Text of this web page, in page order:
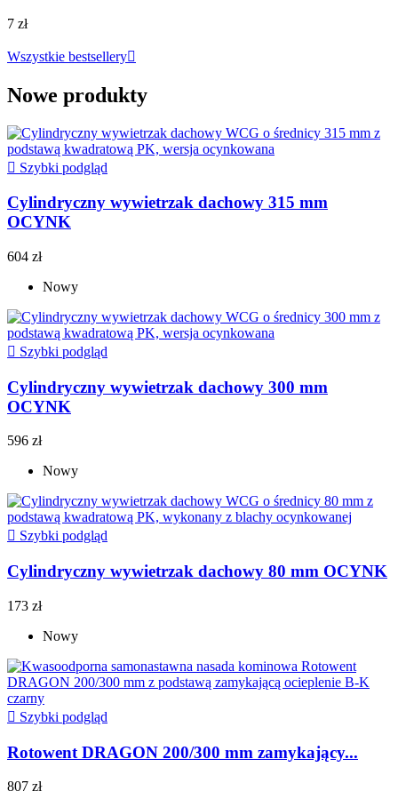
7 zł
Wszystkie bestsellery
Nowe produkty
 Szybki podgląd
Cylindryczny wywietrzak dachowy 315 mm
OCYNK
604 zł
Nowy
 Szybki podgląd
Cylindryczny wywietrzak dachowy 300 mm
OCYNK
596 zł
Nowy
 Szybki podgląd
Cylindryczny wywietrzak dachowy 80 mm OCYNK
173 zł
Nowy
 Szybki podgląd
Rotowent DRAGON 200/300 mm zamykający...
807 zł